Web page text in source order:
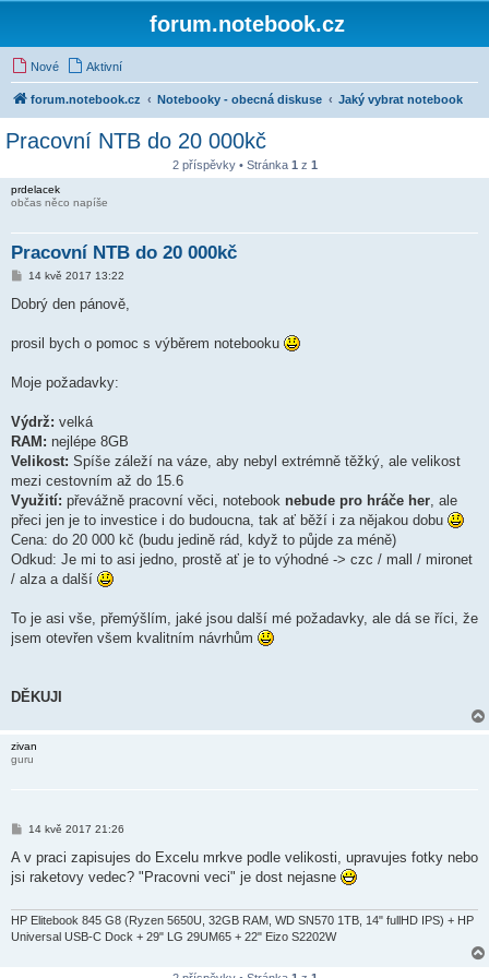
forum.notebook.cz
Nové Aktivní
forum.notebook.cz Notebooky - obecná diskuse Jaký vybrat notebook
Pracovní NTB do 20 000kč
2 příspěvky • Stránka 1 z 1
prdelacek
občas něco napíše
Pracovní NTB do 20 000kč
P
í
ě
k
14 kvě 2017 13:22
Dobrý den pánově,
prosil bych o pomoc s výběrem notebooku
Moje požadavky:
Výdrž: velká
RAM: nejlépe 8GB
Velikost: Spíše záleží na váze, aby nebyl extrémně těžký, ale velikost
mezi cestovním až do 15.6
Využití: převážně pracovní věci, notebook nebude pro hráče her, ale
přeci jen je to investice i do budoucna, tak ať běží i za nějakou dobu
Cena: do 20 000 kč (budu jedině rád, když to půjde za méně)
Odkud: Je mi to asi jedno, prostě ať je to výhodné -> czc / mall / mironet
/ alza a další
To je asi vše, přemýšlím, jaké jsou další mé požadavky, ale dá se říci, že
jsem otevřen všem kvalitním návrhům
DĚKUJI
zivan
guru
P
í
p
e
k
14 kvě 2017 21:26
A v praci zapisujes do Excelu mrkve podle velikosti, upravujes fotky nebo
jsi raketovy vedec? "Pracovni veci" je dost nejasne
HP Elitebook 845 G8 (Ryzen 5650U, 32GB RAM, WD SN570 1TB, 14" fullHD IPS) + HP
Universal USB-C Dock + 29" LG 29UM65 + 22" Eizo S2202W